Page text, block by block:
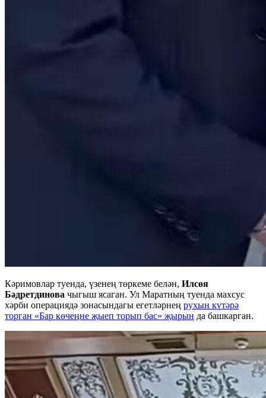
Кәримовлар туенда, үзенең төркеме белән, Илсөя
Бәдретдинова чыгыш ясаган. Ул Маратның туенда махсус
хәрби операциядә зонасындагы егетләрнең рухын күтәрә
торган «Бар көчеңне җыеп торып бас» җырын да башкарган.